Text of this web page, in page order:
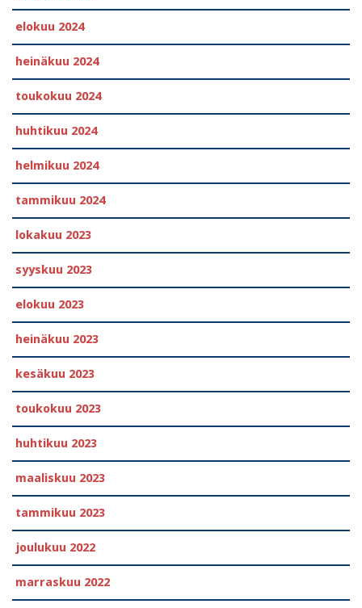
elokuu 2024
heinäkuu 2024
toukokuu 2024
huhtikuu 2024
helmikuu 2024
tammikuu 2024
lokakuu 2023
syyskuu 2023
elokuu 2023
heinäkuu 2023
kesäkuu 2023
toukokuu 2023
huhtikuu 2023
maaliskuu 2023
tammikuu 2023
joulukuu 2022
marraskuu 2022